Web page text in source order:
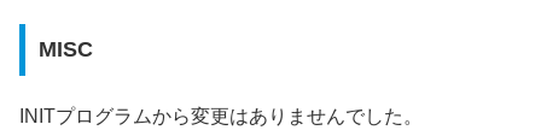
MISC
INITプログラムから変更はありませんでした。